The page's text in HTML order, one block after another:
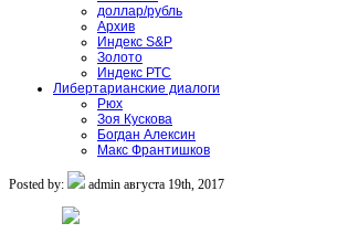
доллар/рубль
Архив
Индекс S&P
Золото
Индекс РТС
Либертарианские диалоги
Рюх
Зоя Кускова
Богдан Алексин
Макс Франтишков
Posted by: admin августа 19th, 2017